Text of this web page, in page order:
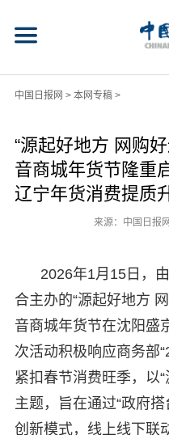
中国日报网 > 本网专稿>
“源起好地方 网购
音商城年货节隆重
辽宁年货消费提质
来源：中国日报网
2026年1月15日，
合主办的“源起好地方
音商城年货节在沈阳盛
次活动积极响应商务部
紧扣春节消费旺季，以
主题，旨在通过“政府
创新模式，线上线下联